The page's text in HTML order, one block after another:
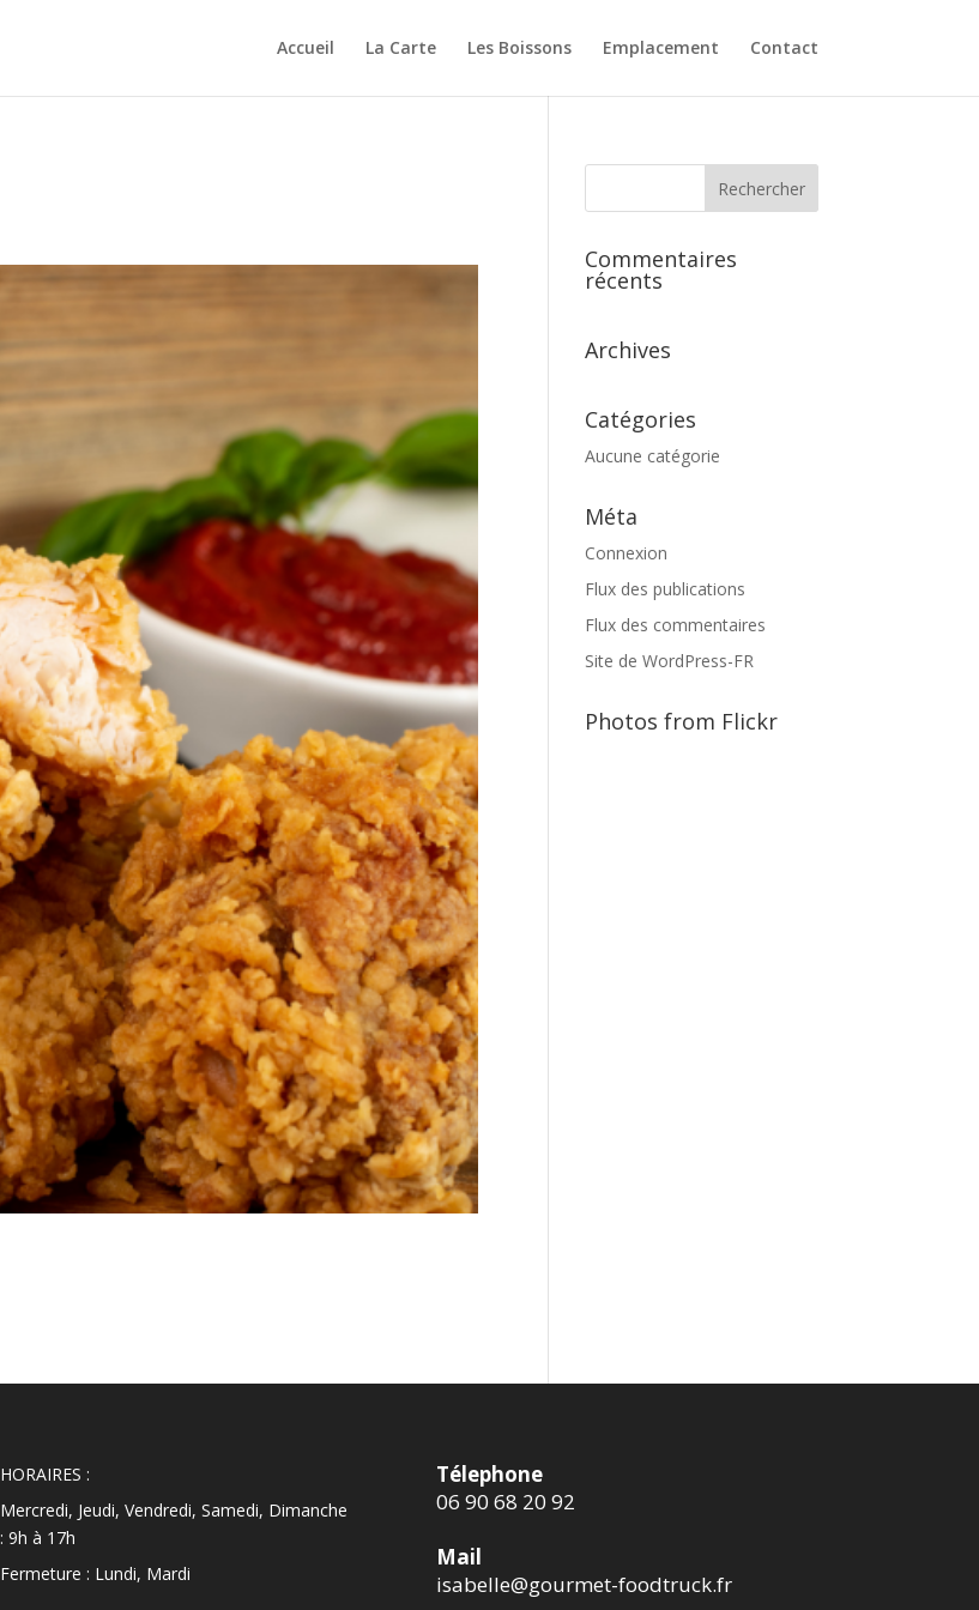
Accueil La Carte Les Boissons Emplacement Contact
Commentaires
récents
Archives
Catégories
Aucune catégorie
Méta
Connexion
Flux des publications
Flux des commentaires
Site de WordPress-FR
Photos from Flickr
HORAIRES :
Mercredi, Jeudi, Vendredi, Samedi, Dimanche
: 9h à 17h
Fermeture : Lundi, Mardi
Télephone
06 90 68 20 92
Mail
isabelle@gourmet-foodtruck.fr